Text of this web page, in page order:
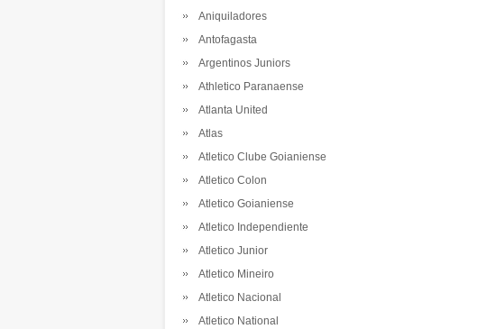
Aniquiladores
Antofagasta
Argentinos Juniors
Athletico Paranaense
Atlanta United
Atlas
Atletico Clube Goianiense
Atletico Colon
Atletico Goianiense
Atletico Independiente
Atletico Junior
Atletico Mineiro
Atletico Nacional
Atletico National